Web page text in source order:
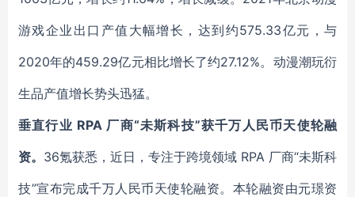
游戏企业出口产值大幅增长，达到约575.33亿元，与
2020年的459.29亿元相比增长了约27.12%。动漫潮玩衍
生品产值增长势头迅猛。
垂直行业 RPA 厂商“未斯科技”获千万人民币天使轮融
资。 36氪获悉，近日，专注于跨境领域 RPA 厂商“未斯科
技”宣布完成千万人民币天使轮融资。本轮融资由元璟资